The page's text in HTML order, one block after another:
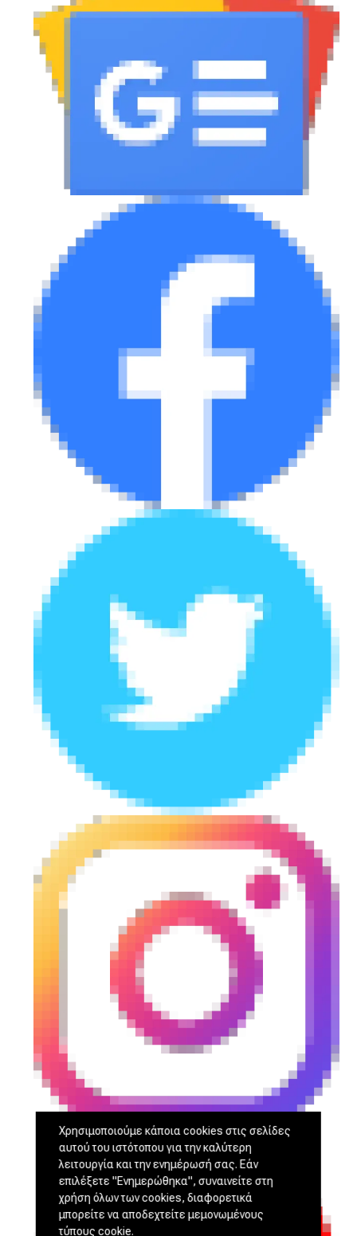
Χρησιμοποιούμε κάποια cookies στις σελίδες
αυτού του ιστότοπου για την καλύτερη
λειτουργία και την ενημέρωσή σας. Εάν
επιλέξετε "Ενημερώθηκα", συναινείτε στη
χρήση όλων των cookies, διαφορετικά
μπορείτε να αποδεχτείτε μεμονωμένους
τύπους cookie.